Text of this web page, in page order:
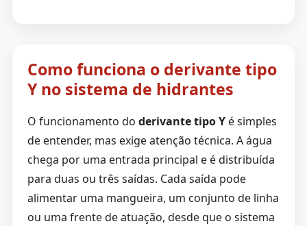
Como funciona o derivante tipo
Y no sistema de hidrantes
O funcionamento do derivante tipo Yé simples
de entender, mas exige atenção técnica. A água
chega por uma entrada principal e é distribuída
para duas ou três saídas. Cada saída pode
alimentar uma mangueira, um conjunto de linha
ou uma frente de atuação, desde que o sistema